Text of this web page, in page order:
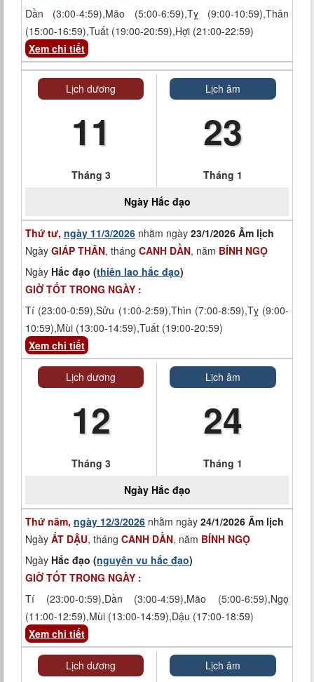
Dần (3:00-4:59),Mão (5:00-6:59),Tỵ (9:00-10:59),Thân
(15:00-16:59),Tuất (19:00-20:59),Hợi (21:00-22:59)
Xem chi tiết
Lịch dương
11
Tháng 3
Lịch âm
23
Tháng 1
Ngày Hắc đạo
Thứ tư, ngày 11/3/2026 nhằm ngày 23/1/2026 Âm lịch
Ngày GIÁP THÂN, tháng CANH DẦN, năm BÍNH NGỌ
Ngày Hắc đạo (thiên lao hắc đạo)
GIỜ TỐT TRONG NGÀY :
Tí (23:00-0:59),Sửu (1:00-2:59),Thìn (7:00-8:59),Tỵ (9:00-
10:59),Mùi (13:00-14:59),Tuất (19:00-20:59)
Xem chi tiết
Lịch dương
12
Tháng 3
Lịch âm
24
Tháng 1
Ngày Hắc đạo
Thứ năm, ngày 12/3/2026 nhằm ngày 24/1/2026 Âm lịch
Ngày ẤT DẬU, tháng CANH DẦN, năm BÍNH NGỌ
Ngày Hắc đạo (nguyên vu hắc đạo)
GIỜ TỐT TRONG NGÀY :
Tí (23:00-0:59),Dần (3:00-4:59),Mão (5:00-6:59),Ngọ
(11:00-12:59),Mùi (13:00-14:59),Dậu (17:00-18:59)
Xem chi tiết
Lịch dương Lịch âm